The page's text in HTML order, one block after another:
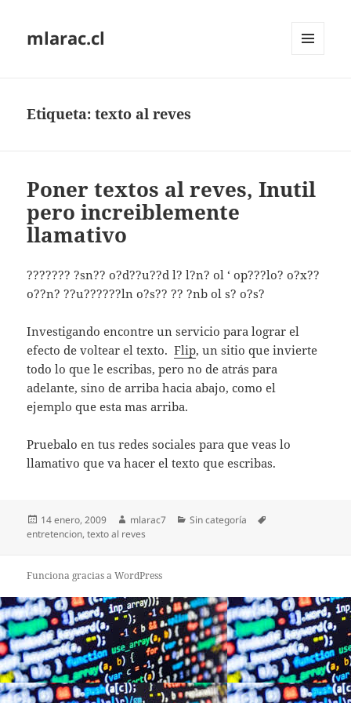
mlarac.cl
Etiqueta:texto al reves
Poner textos al reves, Inutil
pero increiblemente
llamativo
??????? ?sn?? o?d??u??d l? l?n? ol ‘ op???lo? o?x??
o??n? ??u??????ln o?s?? ?? ?nb ol s? o?s?
Investigando encontre un servicio para lograr el
efecto de voltear el texto.Flip, un sitio que invierte
todo lo que le escribas, pero no de atrás para
adelante, sino de arriba hacia abajo, como el
ejemplo que esta mas arriba.
Pruebalo en tus redes sociales para que veas lo
llamativo que va hacer el texto que escribas.
Publicado
el
14 enero, 2009 Autor
mlarac7 Categorías
Sin categoría
entretencion,texto al reves
Funciona gracias a WordPress